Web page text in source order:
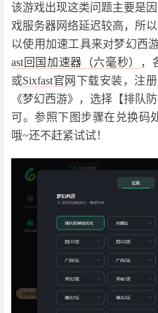
该游戏出现这类问题主要是
戏服务器网络延迟较高，所
以使用加速工具来对梦幻西
ast回国加速器（六毫秒）
，
或Sixfast官网 下载安装，注
《梦幻西游》，选择【排队
可。参照下图步骤在兑换码
哦~还不赶紧试试！